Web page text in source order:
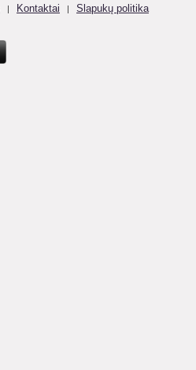
| Kontaktai | Slapukų politika